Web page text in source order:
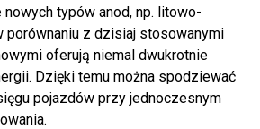
typów anod, np. litowo-
porównaniu z dzisiaj stosowanymi
oferują niemal dwukrotnie
Dzięki temu można spodziewać
pojazdów przy jednoczesnym